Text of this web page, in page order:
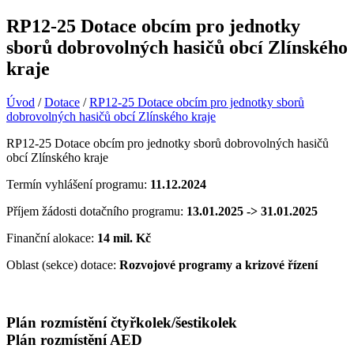
RP12-25 Dotace obcím pro jednotky
sborů dobrovolných hasičů obcí Zlínského
kraje
Úvod /Dotace /RP12-25 Dotace obcím pro jednotky sborů
dobrovolných hasičů obcí Zlínského kraje
RP12-25 Dotace obcím pro jednotky sborů dobrovolných hasičů
obcí Zlínského kraje
Termín vyhlášení programu: 11.12.2024
Příjem žádosti dotačního programu: 13.01.2025 -> 31.01.2025
Finanční alokace: 14 mil. Kč
Oblast (sekce) dotace: Rozvojové programy a krizové řízení
Plán rozmístění čtyřkolek/šestikolek
Plán rozmístění AED